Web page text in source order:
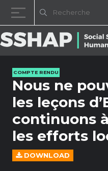
COMPTE RENDU
Nous ne
les leçons
continuons
les efforts
DOWNLOAD